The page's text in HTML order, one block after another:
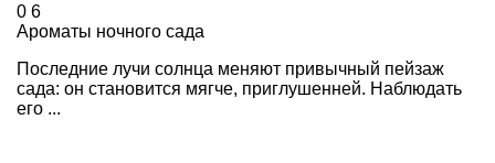
0 6
Ароматы ночного сада
Последние лучи солнца меняют привычный пейзаж
сада: он становится мягче, приглушенней. Наблюдать
его ...